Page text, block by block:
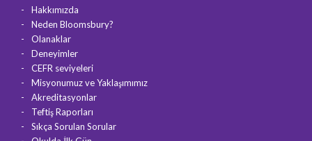
Hakkımızda
Neden Bloomsbury?
Olanaklar
Deneyimler
CEFR seviyeleri
Misyonumuz ve Yaklaşımımız
Akreditasyonlar
Teftiş Raporları
Sıkça Sorulan Sorular